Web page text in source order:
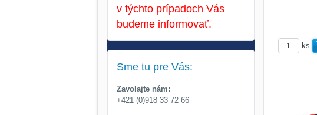
ks
v týchto prípadoch Vás
budeme informovať.
Sme tu pre Vás:
Zavolajte nám:
+421 (0)918 33 72 66